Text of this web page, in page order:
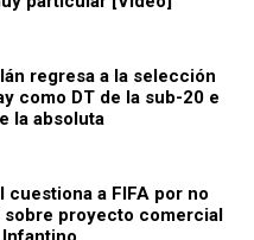
regresa a la selección
como DT de la sub-20 e
la absoluta
cuestiona a FIFA por no
sobre proyecto comercial